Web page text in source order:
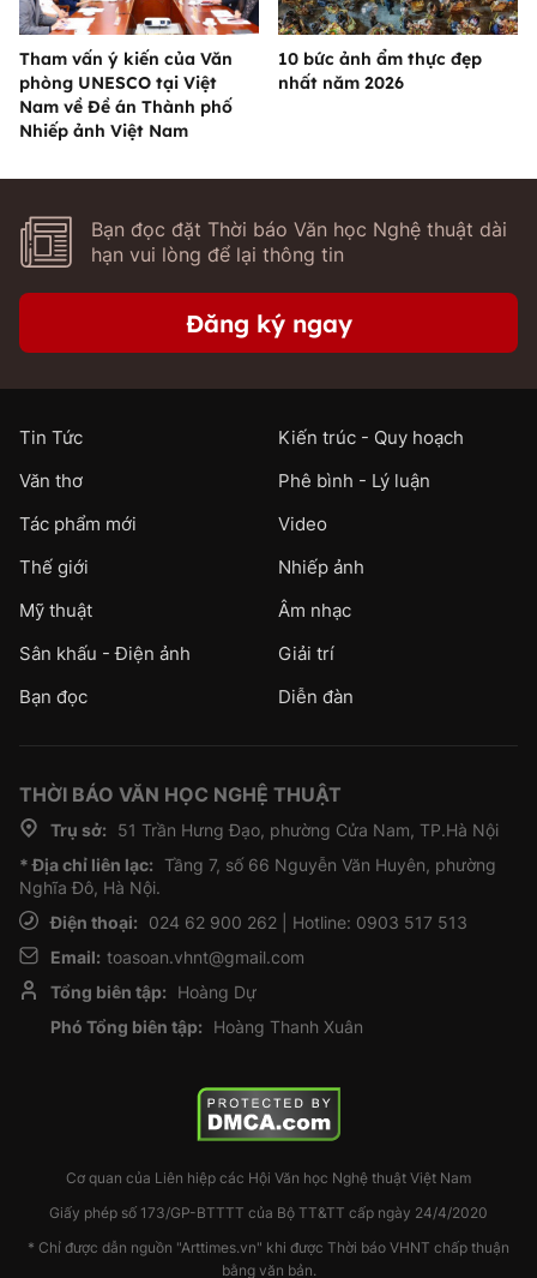
Tham vấn ý kiến của Văn
phòng UNESCO tại Việt
Nam về Đề án Thành phố
Nhiếp ảnh Việt Nam
10 bức ảnh ẩm thực đẹp
nhất năm 2026
Bạn đọc đặt Thời báo Văn học Nghệ thuật dài
hạn vui lòng để lại thông tin
Đăng ký ngay
Tin Tức
Kiến trúc - Quy hoạch
Văn thơ
Phê bình - Lý luận
Tác phẩm mới
Video
Thế giới
Nhiếp ảnh
Mỹ thuật
Âm nhạc
Sân khấu - Điện ảnh
Giải trí
Bạn đọc
Diễn đàn
THỜI BÁO VĂN HỌC NGHỆ THUẬT
Trụ sở:
51 Trần Hưng Đạo, phường Cửa Nam, TP.Hà Nội
* Địa chỉ liên lạc: Tầng 7, số 66 Nguyễn Văn Huyên, phường
Nghĩa Đô, Hà Nội.
Điện thoại:
024 62 900 262 | Hotline: 0903 517 513
Email: toasoan.vhnt@gmail.com
Tổng biên tập:
Hoàng Dự
Phó Tổng biên tập:
Hoàng Thanh Xuân
Cơ quan của Liên hiệp các Hội Văn học Nghệ thuật Việt Nam
Giấy phép số 173/GP-BTTTT của Bộ TT&TT cấp ngày 24/4/2020
* Chỉ được dẫn nguồn "Arttimes.vn" khi được Thời báo VHNT chấp thuận
bằng văn bản.